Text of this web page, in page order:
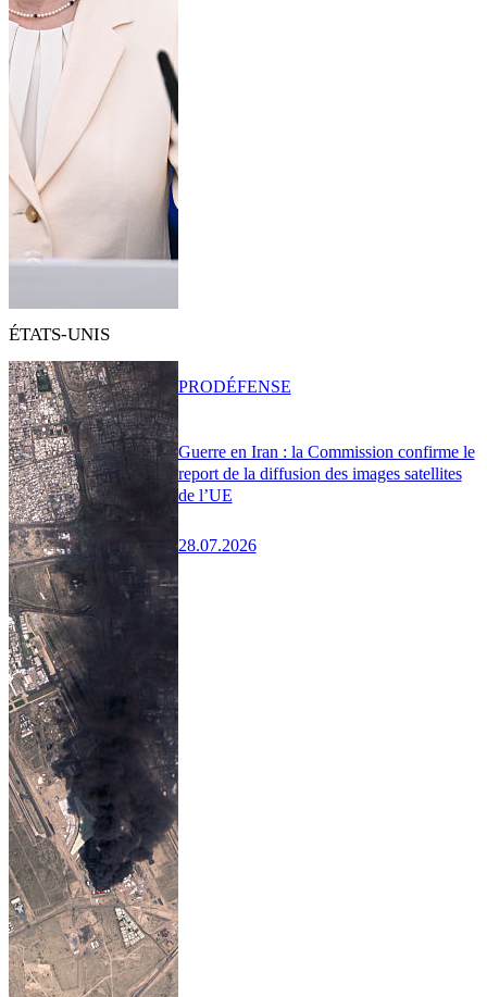
ÉTATS-UNIS
Guerre en Iran : la Commission confirme le
report de la diffusion des images satellites
de l’UE
28.07.2026
PRODÉFENSE